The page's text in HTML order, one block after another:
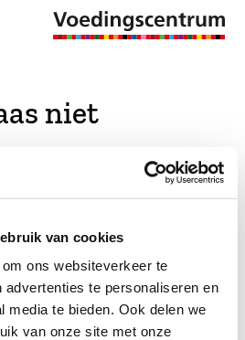
van cookies
ons websiteverkeer te
te personaliseren en
media te bieden. Ook delen we
van onze site met onze
niet
vergelijkbare pagina's
dan zie je die hier.